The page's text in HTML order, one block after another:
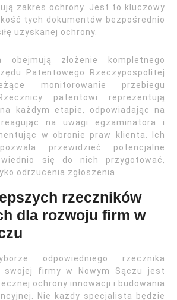
zakres ochrony. Jest to kluczowy
tych dokumentów bezpośrednio
uzyskanej ochrony.
obejmują złożenie kompletnego
Patentowego Rzeczypospolitej
monitorowanie przebiegu
patentowi reprezentują
każdym etapie, odpowiadając na
na uwagi egzaminatora i
w obronie praw klienta. Ich
przewidzieć potencjalne
się do nich przygotować,
odrzucenia zgłoszenia.
rzeczników
dla rozwoju firm w
odpowiedniego rzecznika
swojej firmy w Nowym Sączu jest
ochrony innowacji i budowania
Nie każdy specjalista będzie